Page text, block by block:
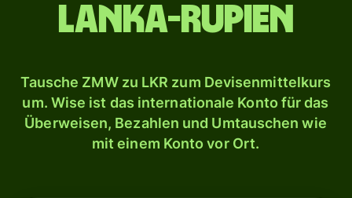
Lanka-Rupien
Tausche ZMW zu LKR zum Devisenmittelkurs
um. Wise ist das internationale Konto für das
Überweisen, Bezahlen und Umtauschen wie
mit einem Konto vor Ort.